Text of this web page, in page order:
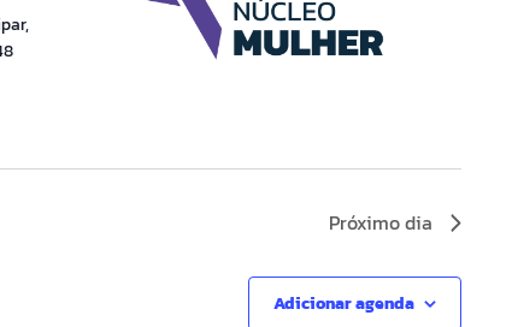
Próximo dia
Adicionar agenda